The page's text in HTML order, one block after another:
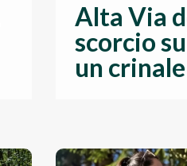
Alta Via
scorcio
un